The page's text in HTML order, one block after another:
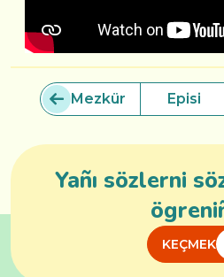
Mezkür Episi
Yañı sözlerni
KEÇMEK